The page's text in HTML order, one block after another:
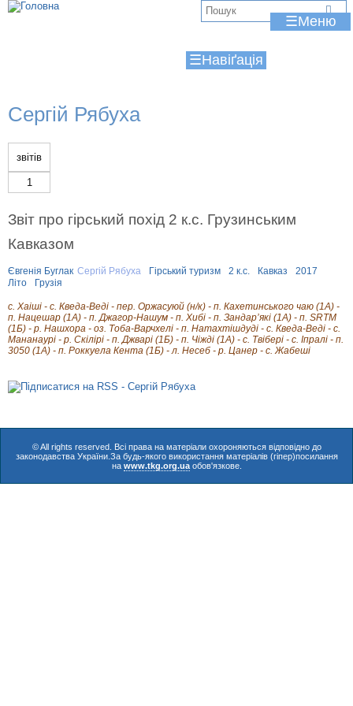
Jump to navigation
☰
☰
Сергій Рябуха
звітів
1
Звіт про гірський похід 2 к.с. Грузинським
Кавказом
Євгенія Буглак Сергій Рябуха Гірський туризм 2 к.с. Кавказ
2017
Літо
Грузія
с. Хаіші - с. Кведа-Веді - пер. Оржасуюй (н/к) - п. Кахетинського чаю (1А) -
п. Нацешар (1А) - п. Джагор-Нашум - п. Хибі - п. Зандар’які (1А) - п. SRTM
(1Б) - р. Нашхора - оз. Тоба-Варчхелі - п. Натахтішдуді - с. Кведа-Веді - с.
Мананаурі - р. Скілірі - п. Джварі (1Б) - п. Чіжді (1А) - с. Твібері - с. Іпралі - п.
3050 (1А) - п. Роккуела Кента (1Б) - л. Несеб - р. Цанер - с. Жабеші
© All rights reserved. Всі права на матеріали охороняються відповідно до
законодавства України.За будь-якого використання матеріалів (гіпер)посилання
на www.tkg.org.uaобов'язкове.